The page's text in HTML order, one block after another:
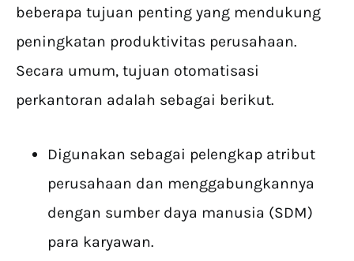
beberapa tujuan penting yang mendukung
peningkatan produktivitas perusahaan.
Secara umum, tujuan otomatisasi
perkantoran adalah sebagai berikut.
Digunakan sebagai pelengkap atribut
perusahaan dan menggabungkannya
dengan sumber daya manusia (SDM)
para karyawan.